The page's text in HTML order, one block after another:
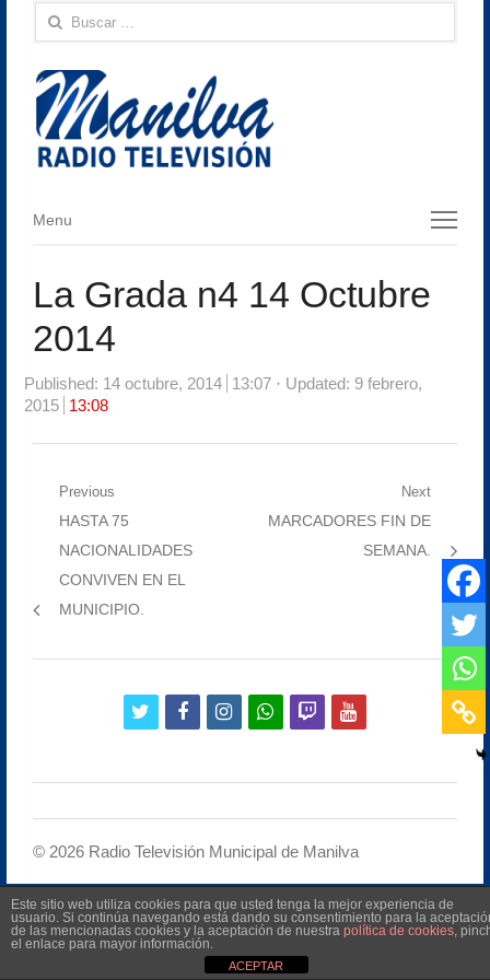
Buscar:
Menu
Menu
La Grada n4 14 Octubre
2014
Published: 14 octubre, 2014 13:07
Updated: 9 febrero,
2015
13:08
Navegación
entradas
Previous
Previous
post:
HASTA 75
NACIONALIDADES
CONVIVEN EN EL
MUNICIPIO.
Next
Next
MARCADORES FIN DE
SEMANA.
twitterfacebookinstagramwhatsapp
twitchyoutube
© 2026 Radio Televisión Municipal de Manilva
Este sitio web utiliza cookies para que usted tenga la mejor experiencia de
usuario. Si continúa navegando está dando su consentimiento para la
de las mencionadas cookies y la aceptación de nuestra política de cookies,
el enlace para mayor información.
ACEPTAR